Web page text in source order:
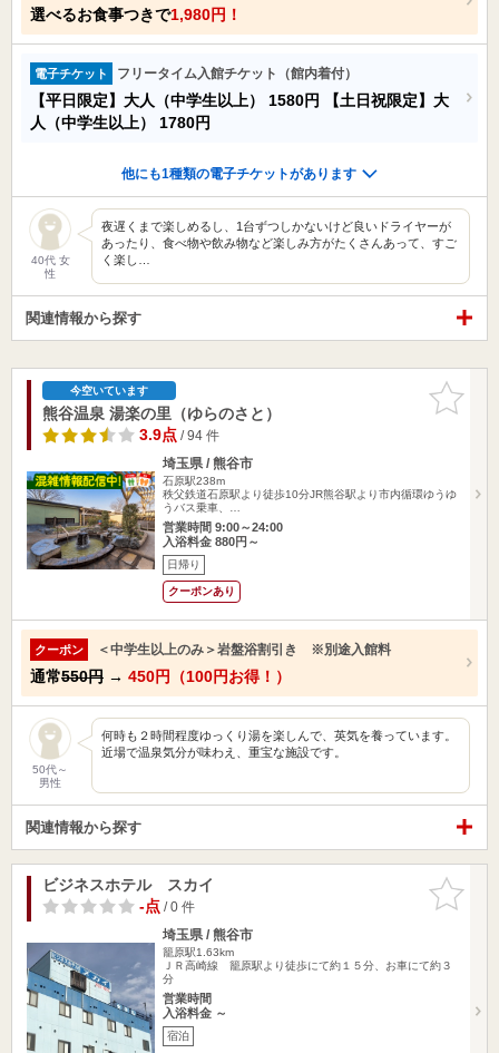
選べるお食事つきで1,980円！
電子チケット フリータイム入館チケット（館内着付）
【平日限定】大人（中学生以上） 1580円
【土日祝限定】大
人（中学生以上） 1780円
他にも1種類の電子チケットがあります
40代 女
性
夜遅くまで楽しめるし、1台ずつしかないけど良いドライヤーが
あったり、食べ物や飲み物など楽しみ方がたくさんあって、すご
く楽し…
関連情報から探す
お気に入
りに追加
今空いています
熊谷温泉 湯楽の里（ゆらのさと）
3.9点/ 94 件
埼玉県 / 熊谷市
石原駅238m
秩父鉄道石原駅より徒歩10分JR熊谷駅より市内循環ゆうゆ
うバス乗車、…
営業時間 9:00～24:00
入浴料金 880円～
日帰り
クーポンあり
クーポン ＜中学生以上のみ＞岩盤浴割引き ※別途入館料
通常550円 → 450円（100円お得！）
50代～
男性
何時も２時間程度ゆっくり湯を楽しんで、英気を養っています。
近場で温泉気分が味わえ、重宝な施設です。
関連情報から探す
お気に入
りに追加
ビジネスホテル スカイ
-点/ 0 件
埼玉県 / 熊谷市
籠原駅1.63km
ＪＲ高崎線 籠原駅より徒歩にて約１５分、お車にて約３
分
営業時間
入浴料金 ～
宿泊